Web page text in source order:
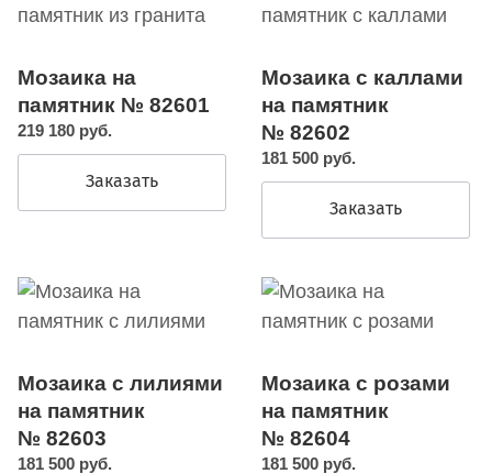
Мозаика на
памятник № 82601
219 180 руб.
Заказать
Мозаика с каллами
на памятник
№ 82602
181 500 руб.
Заказать
Мозаика с лилиями
на памятник
№ 82603
181 500 руб.
Мозаика с розами
на памятник
№ 82604
181 500 руб.